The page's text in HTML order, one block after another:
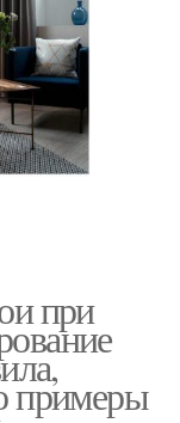
при
примеры